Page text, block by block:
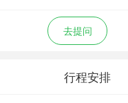
去提问
行程安排